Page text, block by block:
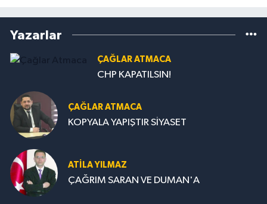
Yazarlar
ÇAĞLAR ATMACA
CHP KAPATILSIN!
ÇAĞLAR ATMACA
KOPYALA YAPIŞTIR SİYASET
ATILA YILMAZ
ÇAĞRIM SARAN VE DUMAN'A